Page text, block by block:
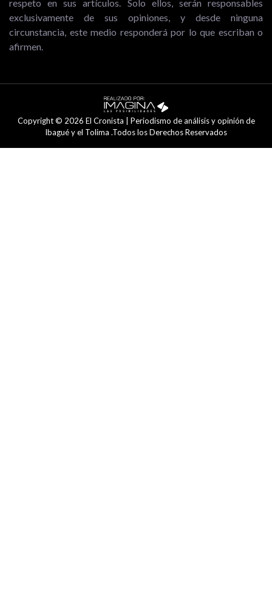
respeto en sus artículos. Solo ellos, serán responsables
exclusivamente de sus opiniones, y desde ninguna
circunstancia, este medio responderá por lo que escriban o
afirmen.
Copyright © 2026 El Cronista | Periodismo de análisis y opinión de
Ibagué y el Tolima .Todos los Derechos Reservados